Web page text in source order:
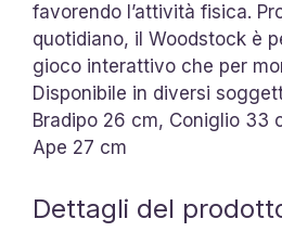
favorendo l’attività fisica.
quotidiano, il Woodstock è
gioco interattivo che per
Disponibile in diversi
Bradipo 26 cm, Coniglio 33
Ape 27 cm
Dettagli del